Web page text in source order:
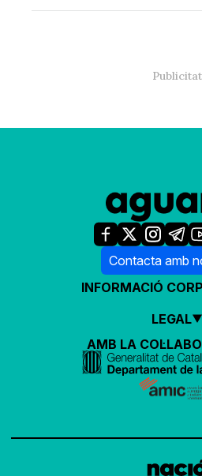
Contacta amb
INFORMACIÓ
LEGAL
AMB LA